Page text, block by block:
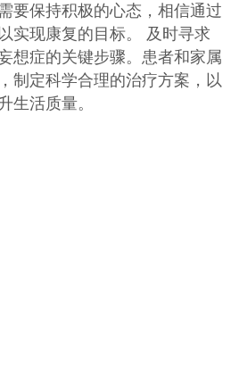
要保持积极的心态，相信通过
实现康复的目标。 及时寻求
想症的关键步骤。患者和家属
制定科学合理的治疗方案，以
生活质量。